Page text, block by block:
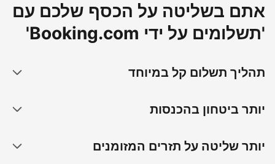
אתם בשליטה על הכסף שלכם עם
'תשלומים על ידי Booking.com'
תהליך תשלום קל במיוחד
יותר ביטחון בהכנסות
יותר שליטה על תזרים המזומנים